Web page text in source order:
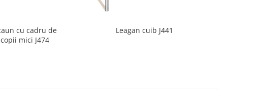
cu cadru de
mici J474
Leagan cuib J441